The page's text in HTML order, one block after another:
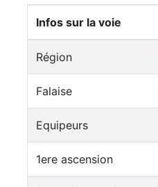
Infos sur la voie
Région
Falaise
Equipeurs
1ere ascension